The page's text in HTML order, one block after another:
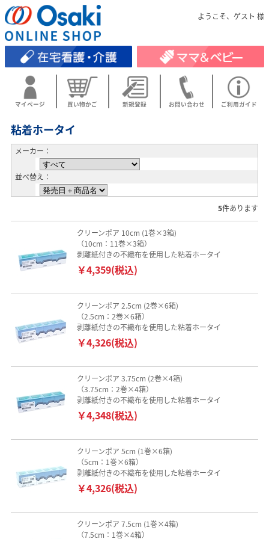
ようこそ、ゲスト 様
マイページ 買い物かご 新規登録 お問い合わせ ご利用ガイド
粘着ホータイ
メーカー：
並べ替え：
5件あります
クリーンポア 10cm (1巻×3箱)
（10cm：11巻×3箱）
剥離紙付きの不織布を使用した粘着ホータイ
￥4,359(税込)
クリーンポア 2.5cm (2巻×6箱)
（2.5cm：2巻×6箱）
剥離紙付きの不織布を使用した粘着ホータイ
￥4,326(税込)
クリーンポア 3.75cm (2巻×4箱)
（3.75cm：2巻×4箱）
剥離紙付きの不織布を使用した粘着ホータイ
￥4,348(税込)
クリーンポア 5cm (1巻×6箱)
（5cm：1巻×6箱）
剥離紙付きの不織布を使用した粘着ホータイ
￥4,326(税込)
クリーンポア 7.5cm (1巻×4箱)
（7.5cm：1巻×4箱）